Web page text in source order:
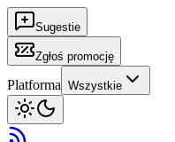
Sugestie
Zgłoś promocję
Platforma Wszystkie